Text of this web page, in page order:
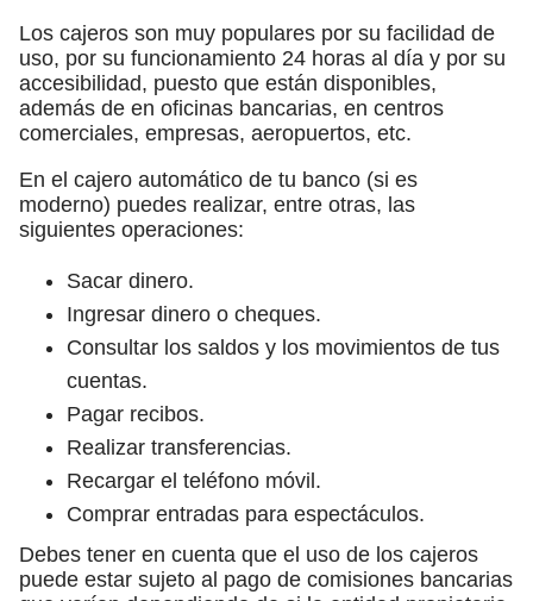
Los cajeros son muy populares por su facilidad de
uso, por su funcionamiento 24 horas al día y por su
accesibilidad, puesto que están disponibles,
además de en oficinas bancarias, en centros
comerciales, empresas, aeropuertos, etc.
En el cajero automático de tu banco (si es
moderno) puedes realizar, entre otras, las
siguientes operaciones:
Sacar dinero.
Ingresar dinero o cheques.
Consultar los saldos y los movimientos de tus
cuentas.
Pagar recibos.
Realizar transferencias.
Recargar el teléfono móvil.
Comprar entradas para espectáculos.
Debes tener en cuenta que el uso de los cajeros
puede estar sujeto al pago de comisiones bancarias